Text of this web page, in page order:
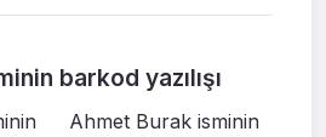
barkod yazılışı
Ahmet Burak isminin